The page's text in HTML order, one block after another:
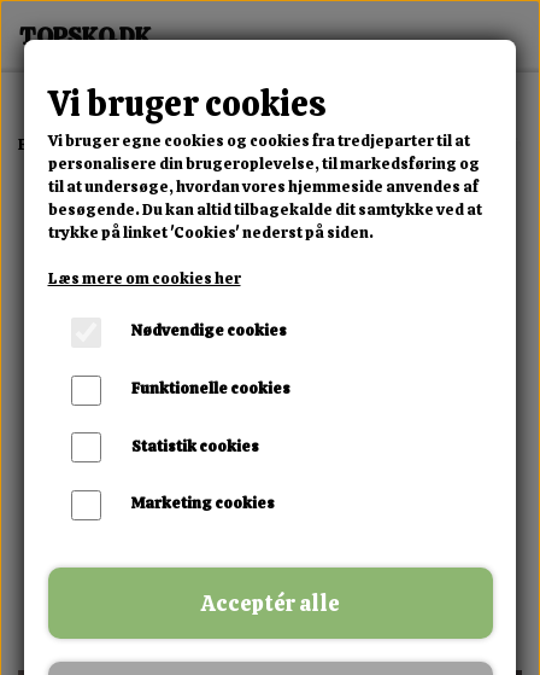
Forside Erotisk Kollektion Alle Produkter Chaiamo - For Your
Vi bruger cookies
Vi bruger egne cookies og cookies fra tredjeparter til at
personalisere din brugeroplevelse, til markedsføring og
til at undersøge, hvordan vores hjemmeside anvendes af
besøgende. Du kan altid tilbagekalde dit samtykke ved at
trykke på linket 'Cookies' nederst på siden.
Læs mere om cookies her
Nødvendige cookies
Funktionelle cookies
Statistik cookies
Marketing cookies
Acceptér alle